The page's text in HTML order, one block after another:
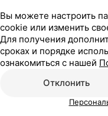
поблагодарить
за чуткость,
помочь.
специалист. Всегда
Вы можете настроить
cookie или изменить
Для получения
сроках и порядке
ознакомиться с нашей
Отклонить